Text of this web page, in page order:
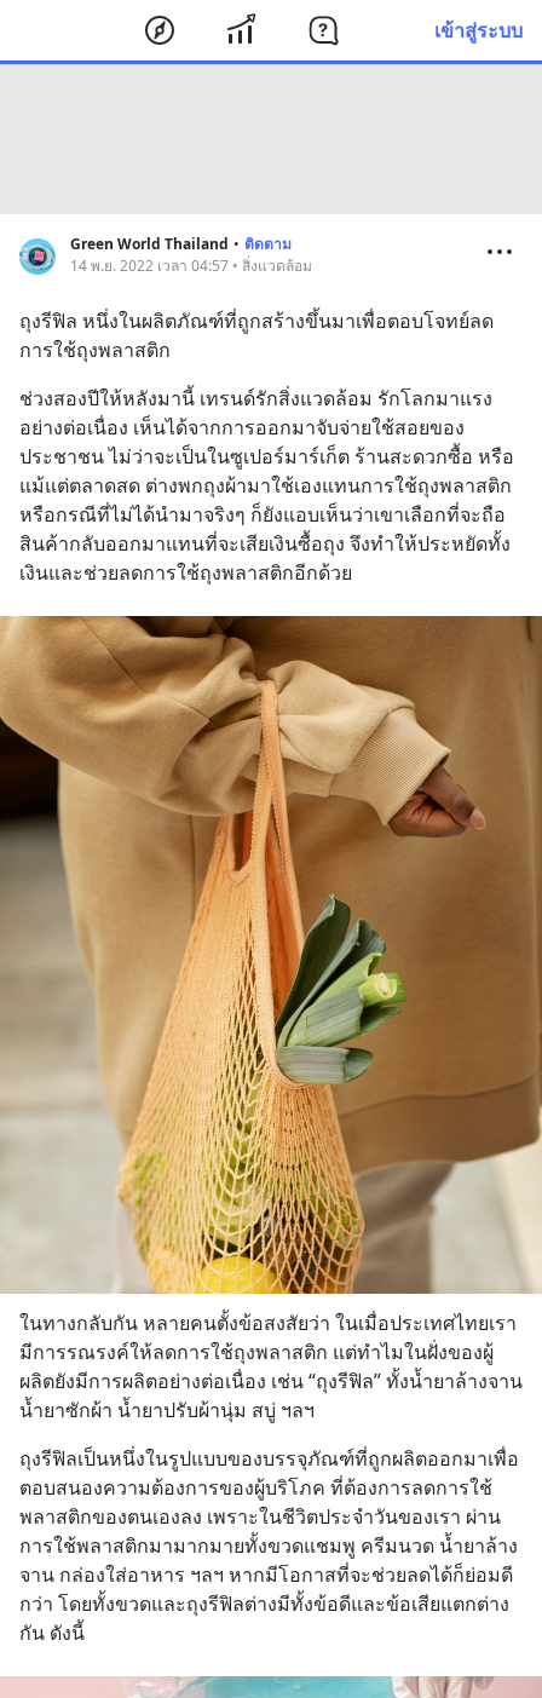
เข้าสู่ระบบ
Green World Thailand • ติดตาม
14 พ.ย. 2022 เวลา 04:57 • สิ่งแวดล้อม
ถุงรีฟิล หนึ่งในผลิตภัณฑ์ที่ถูกสร้างขึ้นมาเพื่อตอบโจทย์ลด
การใช้ถุงพลาสติก
ช่วงสองปีให้หลังมานี้ เทรนด์รักสิ่งแวดล้อม รักโลกมาแรง
อย่างต่อเนื่อง เห็นได้จากการออกมาจับจ่ายใช้สอยของ
ประชาชน ไม่ว่าจะเป็นในซูเปอร์มาร์เก็ต ร้านสะดวกซื้อ หรือ
แม้แต่ตลาดสด ต่างพกถุงผ้ามาใช้เองแทนการใช้ถุงพลาสติก
หรือกรณีที่ไม่ได้นำมาจริงๆ ก็ยังแอบเห็นว่าเขาเลือกที่จะถือ
สินค้ากลับออกมาแทนที่จะเสียเงินซื้อถุง จึงทำให้ประหยัดทั้ง
เงินและช่วยลดการใช้ถุงพลาสติกอีกด้วย
ในทางกลับกัน หลายคนตั้งข้อสงสัยว่า ในเมื่อประเทศไทยเรา
มีการรณรงค์ให้ลดการใช้ถุงพลาสติก แต่ทำไมในฝั่งของผู้
ผลิตยังมีการผลิตอย่างต่อเนื่อง เช่น “ถุงรีฟิล” ทั้งน้ำยาล้างจาน
น้ำยาซักผ้า น้ำยาปรับผ้านุ่ม สบู่ ฯลฯ
ถุงรีฟิลเป็นหนึ่งในรูปแบบของบรรจุภัณฑ์ที่ถูกผลิตออกมาเพื่อ
ตอบสนองความต้องการของผู้บริโภค ที่ต้องการลดการใช้
พลาสติกของตนเองลง เพราะในชีวิตประจำวันของเรา ผ่าน
การใช้พลาสติกมามากมายทั้งขวดแชมพู ครีมนวด น้ำยาล้าง
จาน กล่องใส่อาหาร ฯลฯ หากมีโอกาสที่จะช่วยลดได้ก็ย่อมดี
กว่า โดยทั้งขวดและถุงรีฟิลต่างมีทั้งข้อดีและข้อเสียแตกต่าง
กัน ดังนี้